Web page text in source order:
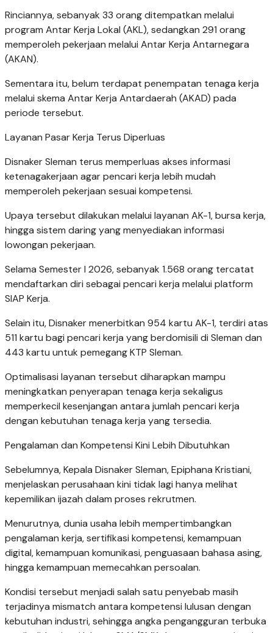
Rinciannya, sebanyak 33 orang ditempatkan melalui
program Antar Kerja Lokal (AKL), sedangkan 291 orang
memperoleh pekerjaan melalui Antar Kerja Antarnegara
(AKAN).
Sementara itu, belum terdapat penempatan tenaga kerja
melalui skema Antar Kerja Antardaerah (AKAD) pada
periode tersebut.
Layanan Pasar Kerja Terus Diperluas
Disnaker Sleman terus memperluas akses informasi
ketenagakerjaan agar pencari kerja lebih mudah
memperoleh pekerjaan sesuai kompetensi.
Upaya tersebut dilakukan melalui layanan AK-1, bursa kerja,
hingga sistem daring yang menyediakan informasi
lowongan pekerjaan.
Selama Semester I 2026, sebanyak 1.568 orang tercatat
mendaftarkan diri sebagai pencari kerja melalui platform
SIAP Kerja.
Selain itu, Disnaker menerbitkan 954 kartu AK-1, terdiri atas
511 kartu bagi pencari kerja yang berdomisili di Sleman dan
443 kartu untuk pemegang KTP Sleman.
Optimalisasi layanan tersebut diharapkan mampu
meningkatkan penyerapan tenaga kerja sekaligus
memperkecil kesenjangan antara jumlah pencari kerja
dengan kebutuhan tenaga kerja yang tersedia.
Pengalaman dan Kompetensi Kini Lebih Dibutuhkan
Sebelumnya, Kepala Disnaker Sleman, Epiphana Kristiani,
menjelaskan perusahaan kini tidak lagi hanya melihat
kepemilikan ijazah dalam proses rekrutmen.
Menurutnya, dunia usaha lebih mempertimbangkan
pengalaman kerja, sertifikasi kompetensi, kemampuan
digital, kemampuan komunikasi, penguasaan bahasa asing,
hingga kemampuan memecahkan persoalan.
Kondisi tersebut menjadi salah satu penyebab masih
terjadinya mismatch antara kompetensi lulusan dengan
kebutuhan industri, sehingga angka pengangguran terbuka